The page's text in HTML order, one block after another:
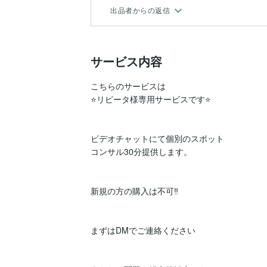
出品者からの返信
サービス内容
こちらのサービスは
⭐️リピータ様専用サービスです⭐
ビデオチャットにて個別のスポット
コンサル30分提供します。
新規の方の購入は不可‼️
まずはDMでご連絡ください